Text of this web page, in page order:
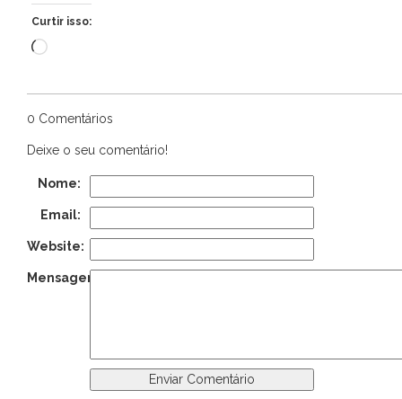
Curtir isso:
Carregando...
0 Comentários
Deixe o seu comentário!
Nome:
Email:
Website:
Mensagem: